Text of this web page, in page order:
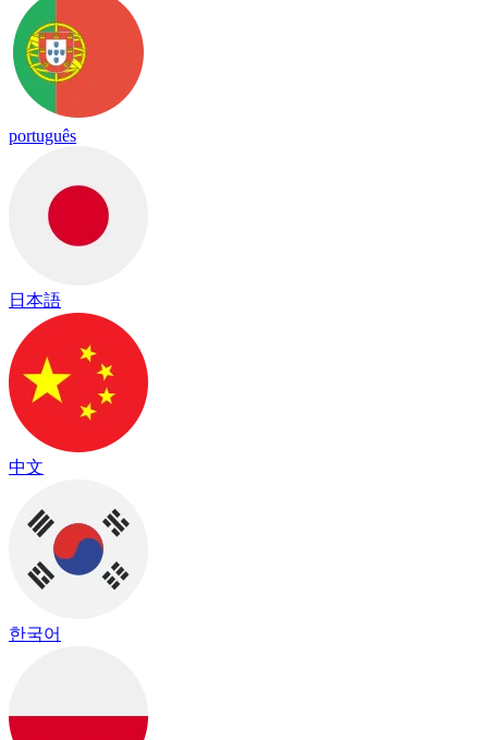
português
日本語
中文
한국어